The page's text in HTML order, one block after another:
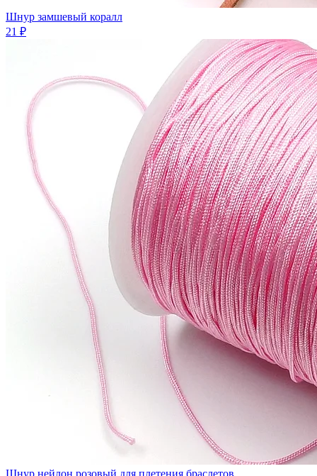
Шнур замшевый коралл
21 ₽
Шнур нейлон розовый для плетения браслетов